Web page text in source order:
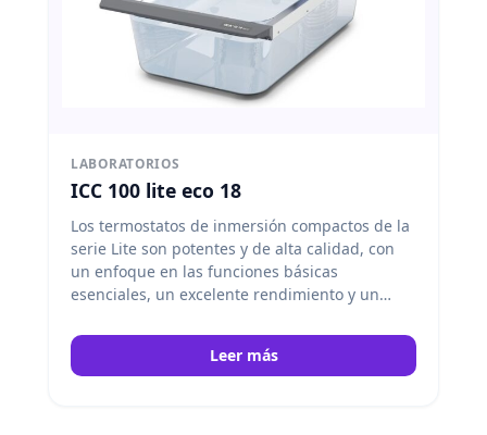
LABORATORIOS
ICC 100 lite eco 18
Los termostatos de inmersión compactos de la
serie Lite son potentes y de alta calidad, con
un enfoque en las funciones básicas
esenciales, un excelente rendimiento y un
apto para templar líquidos hasta 100 °C y para
circulación interna. Para que la configuración
Leer más